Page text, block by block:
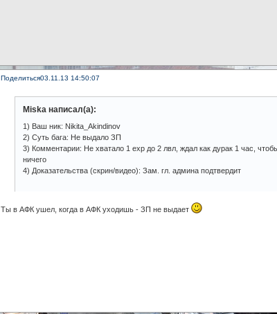
Поделиться03.11.13 14:50:07
Miska написал(а):
1) Ваш ник: Nikita_Akindinov
2) Суть бага: Не выдало ЗП
3) Комментарии: Не хватало 1 exp до 2 лвл, ждал как дурак 1 час,
ничего
4) Доказательства (скрин/видео): Зам. гл. админа подтвердит
Ты в АФК ушел, когда в АФК уходишь - ЗП не выдает